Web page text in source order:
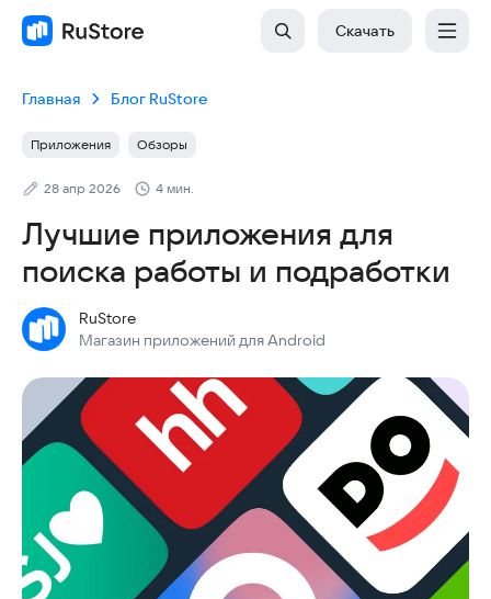
Скачать
Главная Блог RuStore
Приложения Обзоры
28 апр 2026 4 мин.
Лучшие приложения для
поиска работы и подработки
RuStore
Магазин приложений для Android